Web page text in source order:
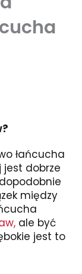
łańcucha
dobrze
między
ale być
jest to